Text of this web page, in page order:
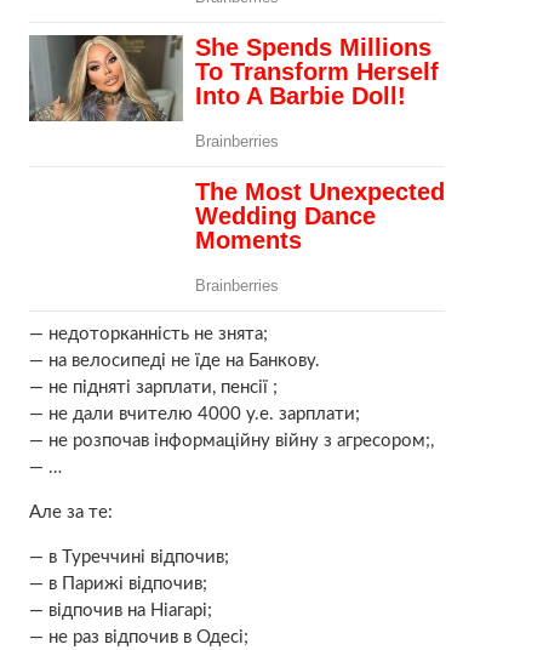
— недоторканність не знята;
— на велосипеді не їде на Банкову.
— не підняті зарплати, пенсії ;
— не дали вчителю 4000 у.е. зарплати;
— не розпочав інформаційну війну з агресором;,
— …
Але за те:
— в Туреччині відпочив;
— в Парижі відпочив;
— відпочив на Ніагарі;
— не раз відпочив в Одесі;